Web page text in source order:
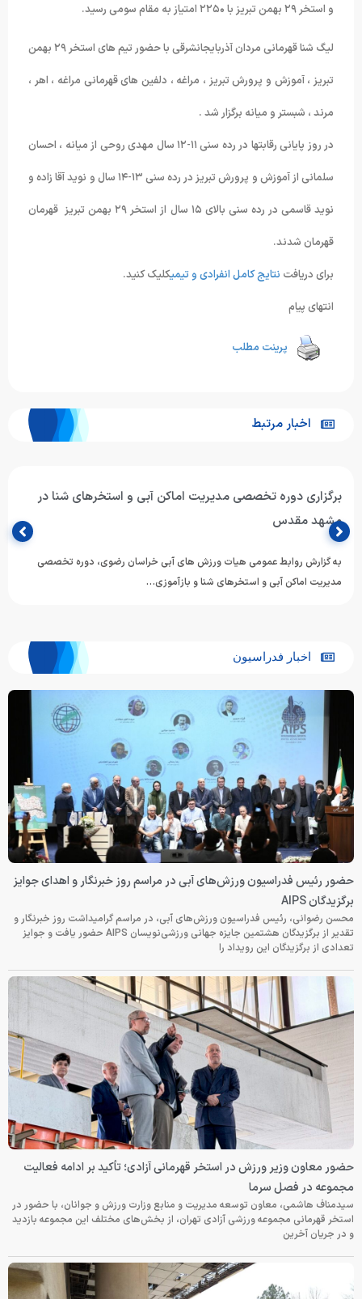
و استخر ۲۹ بهمن تبریز با ۲۲۵۰ امتیاز به مقام سومی رسید.
لیگ شنا قهرمانی مردان آذربایجانشرقی با حضور تیم های استخر ۲۹ بهمن
تبریز ، آموزش و پرورش تبریز ، مراغه ، دلفین های قهرمانی مراغه ، اهر ،
مرند ، شبستر و میانه برگزار شد .
در روز پایانی رقابتها در رده سنی ۱۱-۱۲ سال مهدی روحی از میانه ، احسان
سلمانی از آموزش و پرورش تبریز در رده سنی ۱۳-۱۴ سال و نوید آقا زاده و
نوید قاسمی در رده سنی بالای ۱۵ سال از استخر ۲۹ بهمن تبریز قهرمان
قهرمان شدند.
برای دریافتنتایج کامل انفرادی و تیمیکلیک کنید.
انتهای پیام
پرینت مطلب
اخبار مرتبط
برگزاری دوره تخصصی مدیریت اماکن آبی و استخرهای شنا در
مشهد مقدس
به گزارش روابط‌ عمومی هیات ورزش های آبی خراسان رضوی، دوره تخصصی
مدیریت اماکن آبی و استخرهای شنا و بازآموزی…
اخبار فدراسیون
حضور رئیس فدراسیون ورزش‌های آبی در مراسم روز خبرنگار و اهدای جوایز
برگزیدگان AIPS
محسن رضوانی، رئیس فدراسیون ورزش‌های آبی، در مراسم گرامیداشت روز خبرنگار و
تقدیر از برگزیدگان هشتمین جایزه جهانی ورزشی‌نویسان AIPS حضور یافت و جوایز
تعدادی از برگزیدگان این رویداد را
حضور معاون وزیر ورزش در استخر قهرمانی آزادی؛ تأکید بر ادامه فعالیت
مجموعه در فصل سرما
سیدمناف هاشمی، معاون توسعه مدیریت و منابع وزارت ورزش و جوانان، با حضور در
استخر قهرمانی مجموعه ورزشی آزادی تهران، از بخش‌های مختلف این مجموعه بازدید
و در جریان آخرین